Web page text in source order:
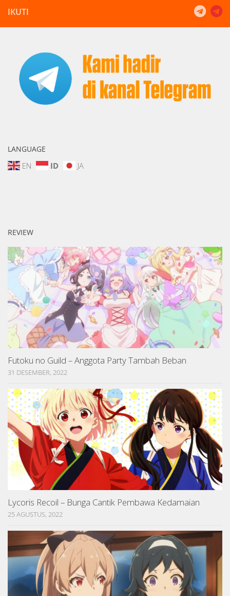
IKUTI
LANGUAGE
EN ID JA
REVIEW
Futoku no Guild – Anggota Party Tambah Beban
31 DESEMBER, 2022
Lycoris Recoil – Bunga Cantik Pembawa Kedamaian
25 AGUSTUS, 2022